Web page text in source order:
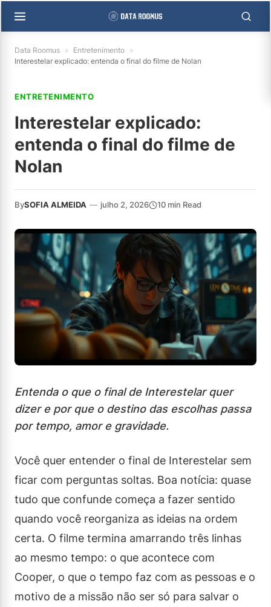
Data Roomus » Entretenimento »
Interestelar explicado: entenda o final do filme de Nolan
ENTRETENIMENTO
Interestelar explicado:
entenda o final do filme de
Nolan
BySOFIA ALMEIDA — julho 2, 2026 10 min Read
Entenda o que o final de Interestelar quer
dizer e por que o destino das escolhas passa
por tempo, amor e gravidade.
Você quer entender o final de Interestelar sem
ficar com perguntas soltas. Boa notícia: quase
tudo que confunde começa a fazer sentido
quando você reorganiza as ideias na ordem
certa. O filme termina amarrando três linhas
ao mesmo tempo: o que acontece com
Cooper, o que o tempo faz com as pessoas e o
motivo de a missão não ser só para salvar o